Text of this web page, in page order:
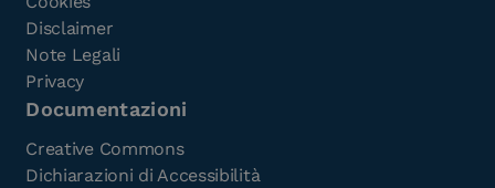
Disclaimer
Note Legali
Privacy
Documentazioni
Creative Commons
Dichiarazioni di Accessibilità